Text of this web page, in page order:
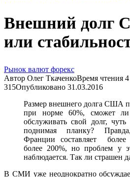
Внешний долг
или
Рынок валют форекс
Автор Олег ТкаченкоВремя чтения
315Опубликовано 31.03.2016
Размер внешнего долга США
при норме 60%, сможет
обслуживать свой долг,
поднимая планку?
Франции составляет
более 200%, но проблем у
наблюдается. Так ли страшен
В СМИ уже неоднократно